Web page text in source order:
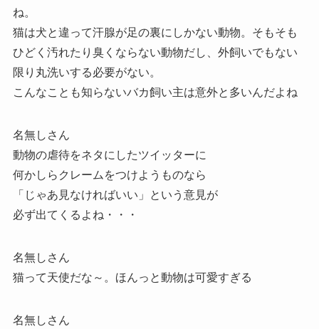
ね。
猫は犬と違って汗腺が足の裏にしかない動物。そもそも
ひどく汚れたり臭くならない動物だし、外飼いでもない
限り丸洗いする必要がない。
こんなことも知らないバカ飼い主は意外と多いんだよね
名無しさん
動物の虐待をネタにしたツイッターに
何かしらクレームをつけようものなら
「じゃあ見なければいい」という意見が
必ず出てくるよね・・・
名無しさん
猫って天使だな～。ほんっと動物は可愛すぎる
名無しさん